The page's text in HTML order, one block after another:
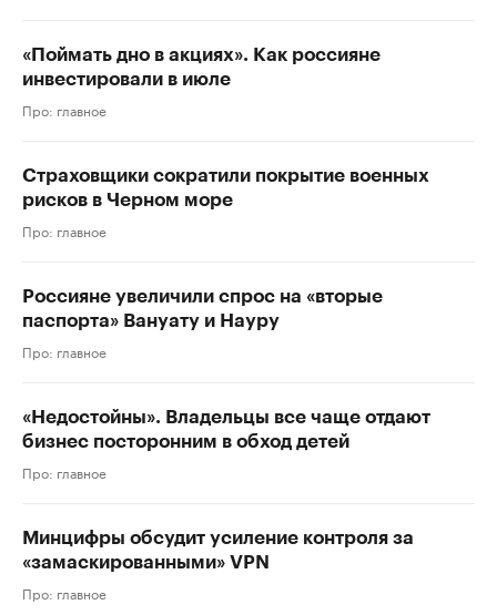
«Поймать дно в акциях». Как россияне
инвестировали в июле
Про: главное
Страховщики сократили покрытие военных
рисков в Черном море
Про: главное
Россияне увеличили спрос на «вторые
паспорта» Вануату и Науру
Про: главное
«Недостойны». Владельцы все чаще отдают
бизнес посторонним в обход детей
Про: главное
Минцифры обсудит усиление контроля за
«замаскированными» VPN
Про: главное